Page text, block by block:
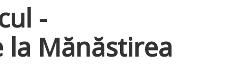
-
Mănăstirea